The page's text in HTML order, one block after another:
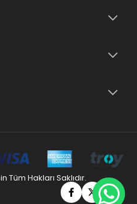
Hakları Saklıdır.